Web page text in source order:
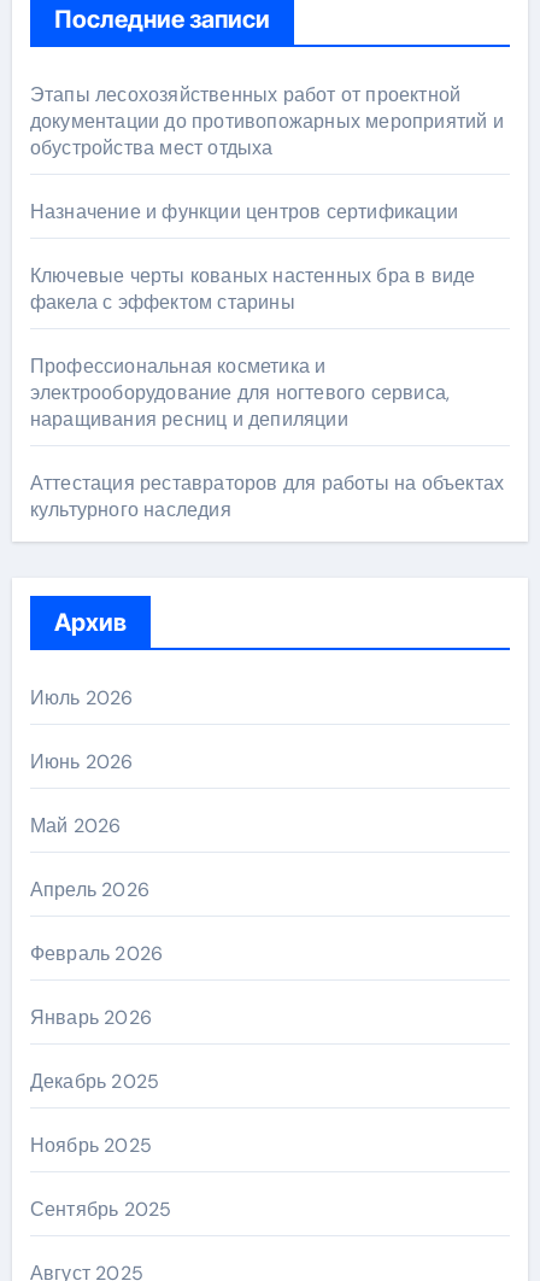
Последние записи
Этапы лесохозяйственных работ от проектной
документации до противопожарных мероприятий и
обустройства мест отдыха
Назначение и функции центров сертификации
Ключевые черты кованых настенных бра в виде
факела с эффектом старины
Профессиональная косметика и
электрооборудование для ногтевого сервиса,
наращивания ресниц и депиляции
Аттестация реставраторов для работы на объектах
культурного наследия
Архив
Июль 2026
Июнь 2026
Май 2026
Апрель 2026
Февраль 2026
Январь 2026
Декабрь 2025
Ноябрь 2025
Сентябрь 2025
Август 2025